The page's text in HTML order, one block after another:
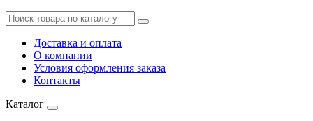
Доставка и оплата
О компании
Условия оформления заказа
Контакты
Каталог